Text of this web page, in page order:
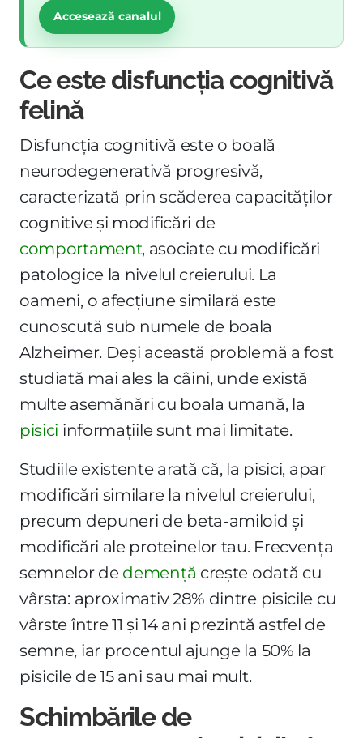
Accesează canalul
Ce este disfuncția cognitivă
felină
Disfuncția cognitivă este o boală
neurodegenerativă progresivă,
caracterizată prin scăderea capacităților
cognitive și modificări de
comportament, asociate cu modificări
patologice la nivelul creierului. La
oameni, o afecțiune similară este
cunoscută sub numele de boala
Alzheimer. Deși această problemă a fost
studiată mai ales la câini, unde există
multe asemănări cu boala umană, la
pisici informațiile sunt mai limitate.
Studiile existente arată că, la pisici, apar
modificări similare la nivelul creierului,
precum depuneri de beta-amiloid și
modificări ale proteinelor tau. Frecvența
semnelor de demență crește odată cu
vârsta: aproximativ 28% dintre pisicile cu
vârste între 11 și 14 ani prezintă astfel de
semne, iar procentul ajunge la 50% la
pisicile de 15 ani sau mai mult.
Schimbările de